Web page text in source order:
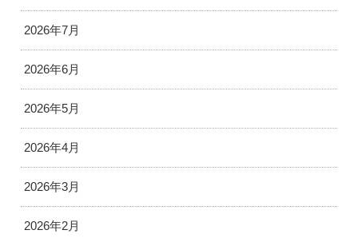
2026年7月
2026年6月
2026年5月
2026年4月
2026年3月
2026年2月